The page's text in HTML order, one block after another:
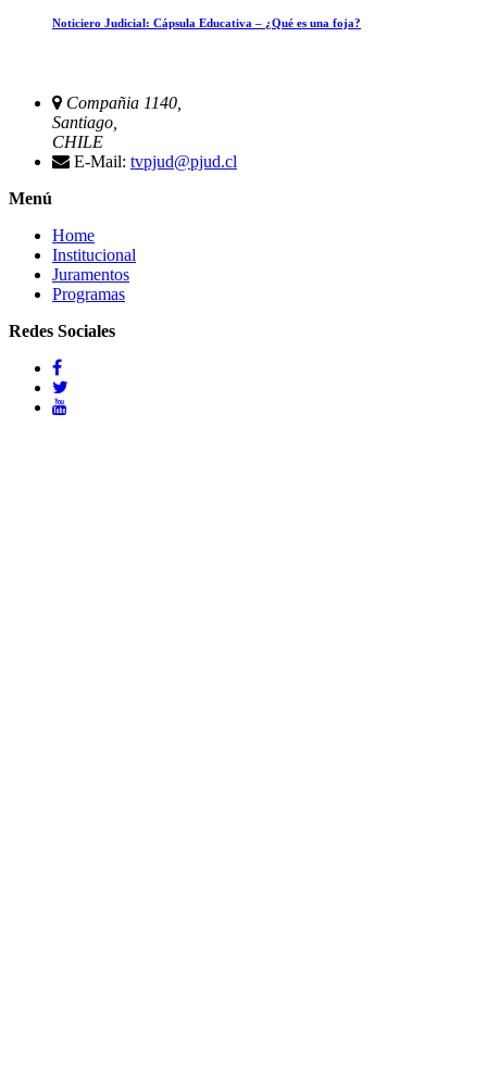
Noticiero Judicial: Cápsula Educativa – ¿Qué es una foja?
Compañia 1140,
Santiago,
CHILE
E-Mail: tvpjud@pjud.cl
Menú
Home
Institucional
Juramentos
Programas
Redes Sociales